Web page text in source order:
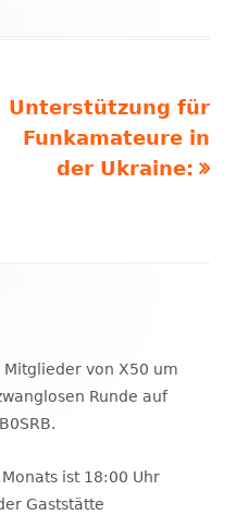
Nächster
Beitrag
Unterstützung für
Funkamateure in
der Ukraine:
von X50 um
Runde auf
ist 18:00 Uhr
Gaststätte